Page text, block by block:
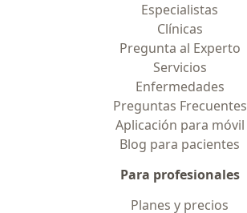
Especialistas
Clínicas
Pregunta al Experto
Servicios
Enfermedades
Preguntas Frecuentes
Aplicación para móvil
Blog para pacientes
Para profesionales
Planes y precios